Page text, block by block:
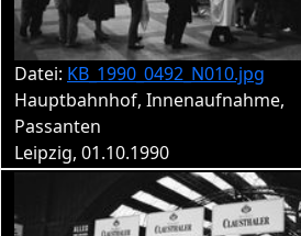
Datei: KB_1990_0492_N010.jpg
Hauptbahnhof, Innenaufnahme,
Passanten
Leipzig, 01.10.1990